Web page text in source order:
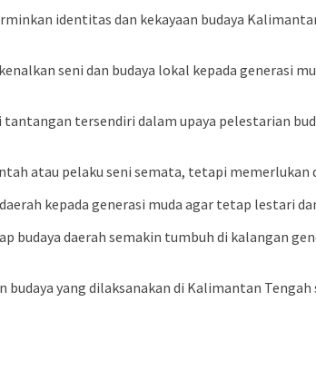
identitas dan kekayaan budaya
seni dan budaya lokal kepada generasi
tersendiri dalam upaya pelestarian
atau pelaku seni semata, tetapi memerlukan
kepada generasi muda agar tetap lestari
budaya daerah semakin tumbuh di kalangan
yang dilaksanakan di Kalimantan